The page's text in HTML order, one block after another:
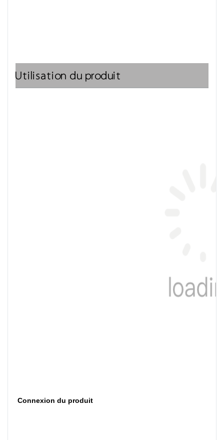
Utilisation du produit
Connexion du produit